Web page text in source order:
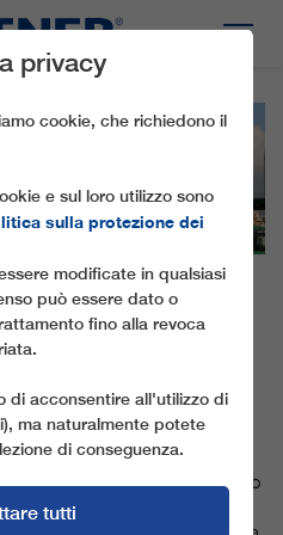
DEI
sistema di trasporto MiniMetro
ha dato il via a una
privacy
cookie, che richiedono il
e sul loro utilizzo sono
sulla protezione dei
modificate in qualsiasi
può essere dato o
fino alla revoca
di acconsentire all'utilizzo di
ma naturalmente potete
di conseguenza.
tutti